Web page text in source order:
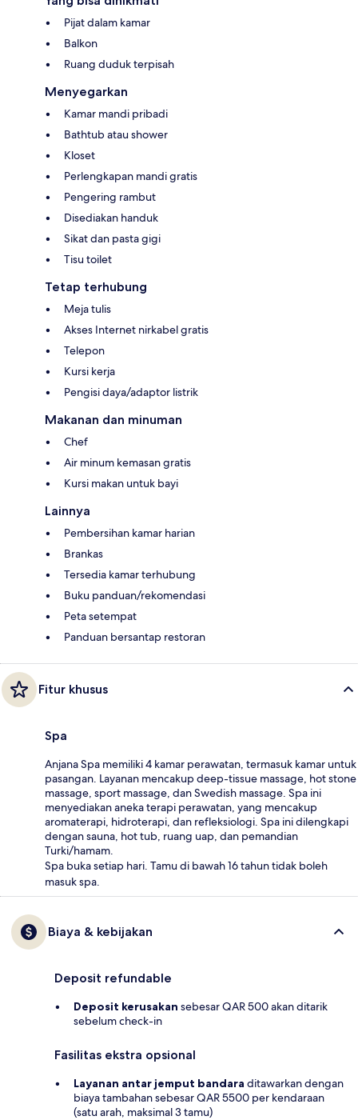
Pijat dalam kamar
Balkon
Ruang duduk terpisah
Menyegarkan
Kamar mandi pribadi
Bathtub atau shower
Kloset
Perlengkapan mandi gratis
Pengering rambut
Disediakan handuk
Sikat dan pasta gigi
Tisu toilet
Tetap terhubung
Meja tulis
Akses Internet nirkabel gratis
Telepon
Kursi kerja
Pengisi daya/adaptor listrik
Makanan dan minuman
Chef
Air minum kemasan gratis
Kursi makan untuk bayi
Lainnya
Pembersihan kamar harian
Brankas
Tersedia kamar terhubung
Buku panduan/rekomendasi
Peta setempat
Panduan bersantap restoran
Fitur khusus
Spa
Anjana Spa memiliki 4 kamar perawatan, termasuk kamar untuk
pasangan. Layanan mencakup deep-tissue massage, hot stone
massage, sport massage, dan Swedish massage. Spa ini
menyediakan aneka terapi perawatan, yang mencakup
aromaterapi, hidroterapi, dan refleksiologi. Spa ini dilengkapi
dengan sauna, hot tub, ruang uap, dan pemandian
Turki/hamam.
Spa buka setiap hari. Tamu di bawah 16 tahun tidak boleh
masuk spa.
Biaya & kebijakan
Deposit refundable
Deposit kerusakan sebesar QAR 500 akan ditarik
sebelum check-in
Fasilitas ekstra opsional
Layanan antar jemput bandara ditawarkan dengan
biaya tambahan sebesar QAR 5500 per kendaraan
(satu arah, maksimal 3 tamu)